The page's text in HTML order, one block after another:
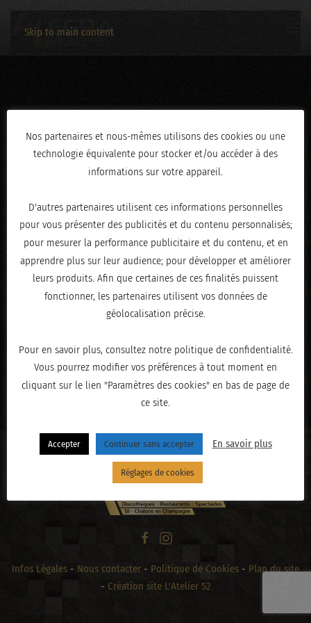
Skip to main content
3C2A2407
ÉCRIT LEFÉVRIER 19, 2026
« PRÉCÉDENT
Infos Légales - Nous contacter - Politique de Cookies - Plan du site
- Création site L'Atelier 52
Nos partenaires et nous-mêmes utilisons des cookies ou une
technologie équivalente pour stocker et/ou accéder à des
informations sur votre appareil.
D'autres partenaires utilisent ces informations personnelles
pour vous présenter des publicités et du contenu personnalisés;
pour mesurer la performance publicitaire et du contenu, et en
apprendre plus sur leur audience; pour développer et améliorer
leurs produits. Afin que certaines de ces finalités puissent
fonctionner, les partenaires utilisent vos données de
géolocalisation précise.
Pour en savoir plus, consultez notre politique de confidentialité.
Vous pourrez modifier vos préférences à tout moment en
cliquant sur le lien "Paramètres des cookies" en bas de page de
ce site.
Accepter Continuer sans accepter En savoir plus
Réglages de cookies